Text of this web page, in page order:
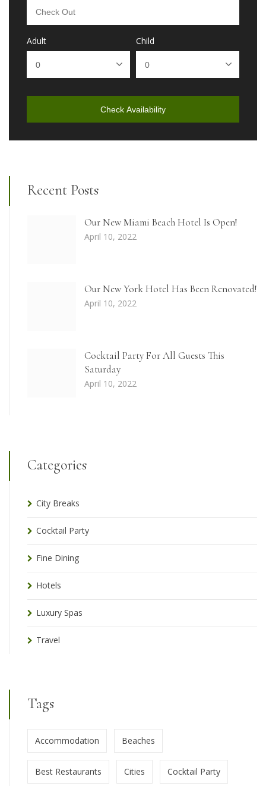
Adult Child
Check Availability
Recent Posts
Our New Miami Beach Hotel Is Open!
April 10, 2022
Our New York Hotel Has Been Renovated!
April 10, 2022
Cocktail Party For All Guests This
Saturday
April 10, 2022
Categories
City Breaks
Cocktail Party
Fine Dining
Hotels
Luxury Spas
Travel
Tags
Accommodation Beaches
Best Restaurants Cities Cocktail Party